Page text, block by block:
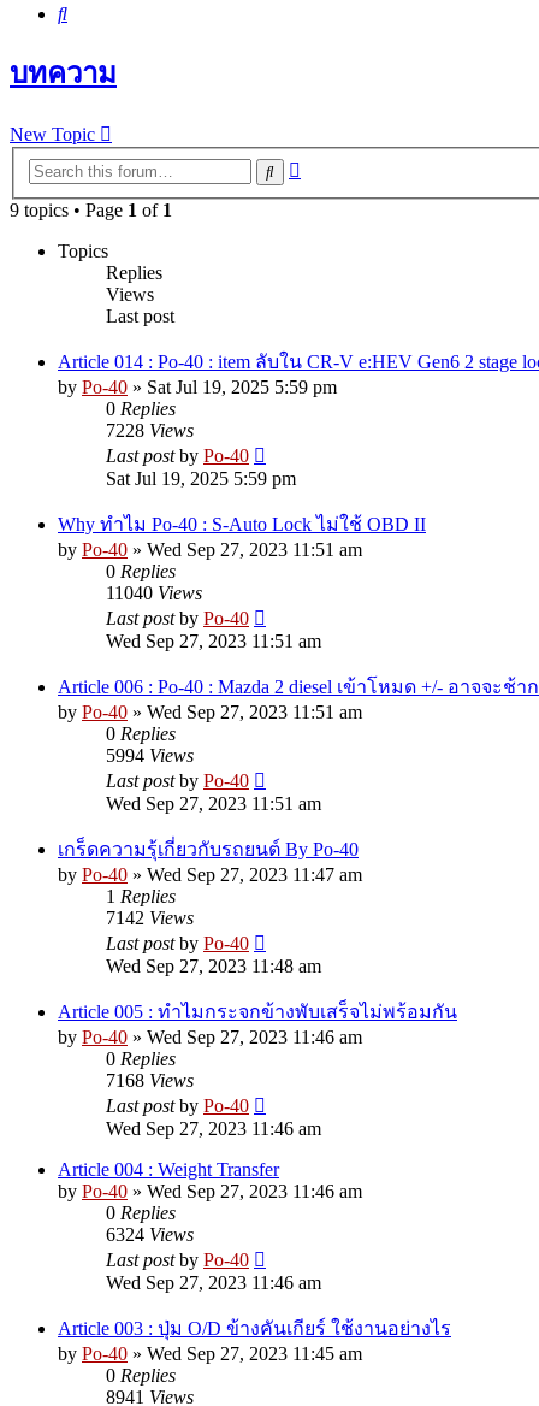
Search
บทความ
New Topic
Search
9 topics • Page 1 of 1
Topics
Replies
Views
Last post
Article 014 : Po-40 : item ลับใน CR-V e:HEV Gen6 2 stage
by Po-40 » Sat Jul 19, 2025 5:59 pm
0 Replies
7228 Views
Last postby Po-40
Sat Jul 19, 2025 5:59 pm
Why ทำไม Po-40 : S-Auto Lock ไม่ใช้ OBD II
by Po-40 » Wed Sep 27, 2023 11:51 am
0 Replies
11040 Views
Last postby Po-40
Wed Sep 27, 2023 11:51 am
Article 006 : Po-40 : Mazda 2 diesel เข้าโหมด +/- อาจจะช้า
by Po-40 » Wed Sep 27, 2023 11:51 am
0 Replies
5994 Views
Last postby Po-40
Wed Sep 27, 2023 11:51 am
เกร็ดความรุ้เกี่ยวกับรถยนต์ By Po-40
by Po-40 » Wed Sep 27, 2023 11:47 am
1 Replies
7142 Views
Last postby Po-40
Wed Sep 27, 2023 11:48 am
Article 005 : ทำไมกระจกข้างพับเสร็จไม่พร้อมกัน
by Po-40 » Wed Sep 27, 2023 11:46 am
0 Replies
7168 Views
Last postby Po-40
Wed Sep 27, 2023 11:46 am
Article 004 : Weight Transfer
by Po-40 » Wed Sep 27, 2023 11:46 am
0 Replies
6324 Views
Last postby Po-40
Wed Sep 27, 2023 11:46 am
Article 003 : ปุ่ม O/D ข้างคันเกียร์ ใช้งานอย่างไร
by Po-40 » Wed Sep 27, 2023 11:45 am
0 Replies
8941 Views